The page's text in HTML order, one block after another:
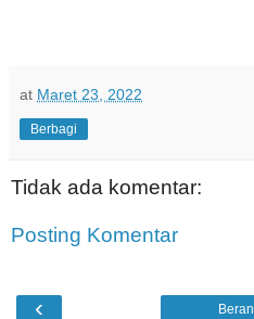
at Maret 23, 2022
Berbagi
Tidak ada komentar:
Posting Komentar
‹